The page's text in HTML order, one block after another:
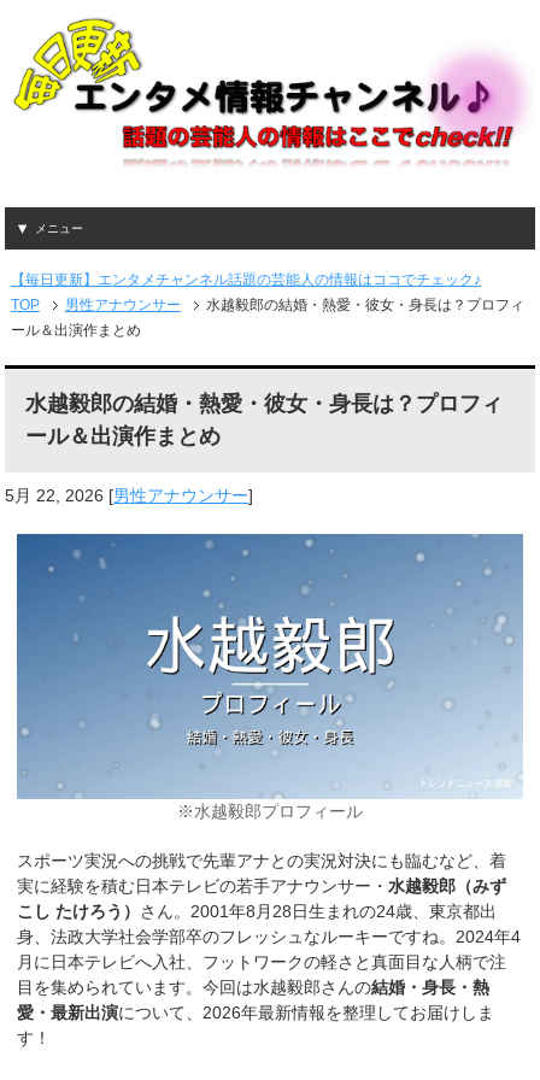
メニュー
【毎日更新】エンタメチャンネル話題の芸能人の情報はココでチェック♪
TOP
男性アナウンサー
水越毅郎の結婚・熱愛・彼女・身長は？プロフィ
ール＆出演作まとめ
水越毅郎の結婚・熱愛・彼女・身長は？プロフィ
ール＆出演作まとめ
5月 22, 2026 [男性アナウンサー]
※水越毅郎プロフィール
スポーツ実況への挑戦で先輩アナとの実況対決にも臨むなど、着
実に経験を積む日本テレビの若手アナウンサー・水越毅郎（みず
こし たけろう） さん。2001年8月28日生まれの24歳、東京都出
身、法政大学社会学部卒のフレッシュなルーキーですね。2024年4
月に日本テレビへ入社、フットワークの軽さと真面目な人柄で注
目を集められています。今回は水越毅郎さんの結婚・身長・熱
愛・最新出演について、2026年最新情報を整理してお届けしま
す！